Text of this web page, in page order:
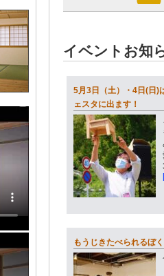
イベントお知
5月3日（土）・4日(日)
ェスタに出ます！
もうじきたべられるぼ